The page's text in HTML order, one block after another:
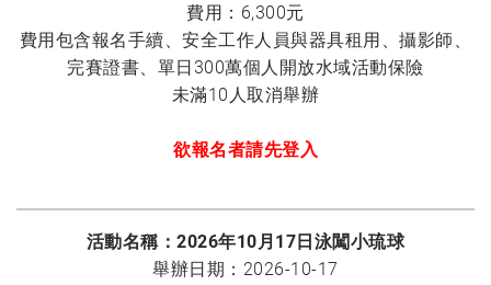
費用：6,300元
費用包含報名手續、安全工作人員與器具租用、攝影師、
完賽證書、單日300萬個人開放水域活動保險
未滿10人取消舉辦
欲報名者請先登入
活動名稱：2026年10月17日泳闖小琉球
舉辦日期：2026-10-17